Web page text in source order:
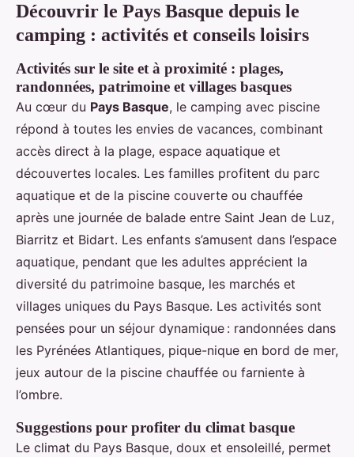
Découvrir le Pays Basque depuis le
camping : activités et conseils loisirs
Activités sur le site et à proximité : plages,
randonnées, patrimoine et villages basques
Au cœur du Pays Basque, le camping avec piscine
répond à toutes les envies de vacances, combinant
accès direct à la plage, espace aquatique et
découvertes locales. Les familles profitent du parc
aquatique et de la piscine couverte ou chauffée
après une journée de balade entre Saint Jean de Luz,
Biarritz et Bidart. Les enfants s’amusent dans l’espace
aquatique, pendant que les adultes apprécient la
diversité du patrimoine basque, les marchés et
villages uniques du Pays Basque. Les activités sont
pensées pour un séjour dynamique : randonnées dans
les Pyrénées Atlantiques, pique-nique en bord de mer,
jeux autour de la piscine chauffée ou farniente à
l’ombre.
Suggestions pour profiter du climat basque
Le climat du Pays Basque, doux et ensoleillé, permet